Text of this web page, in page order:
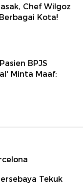
Chef Wilgoz
Kota!
BPJS
Minta Maaf:
Tekuk